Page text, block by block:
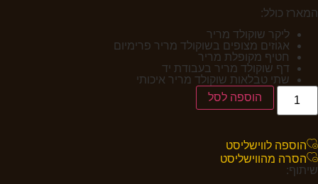
המארז כולל:
ליקר שוקולד מריר
אגוזים מצופים בשוקולד מריר פרימיום
חטיף מקופלת מריר
דף שוקולד מריר בעבודת יד
שתי טבלאות שוקולד מריר איכותי
הוספה לסל
הוספה לווישליסט
הסרה מהווישליסט
שיתוף: